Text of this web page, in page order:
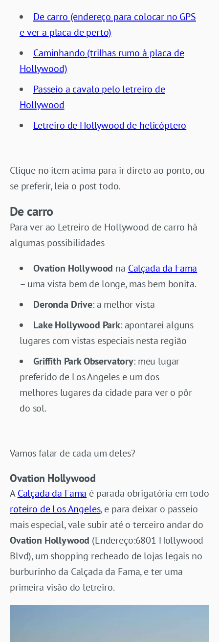
De carro (endereço para colocar no GPS
e ver a placa de perto)
Caminhando (trilhas rumo à placa de
Hollywood)
Passeio a cavalo pelo letreiro de
Hollywood
Letreiro de Hollywood de helicóptero
Clique no item acima para ir direto ao ponto, ou
se preferir, leia o post todo.
De carro
Para ver ao Letreiro de Hollywood de carro há
algumas possibilidades
Ovation Hollywood na Calçada da Fama
– uma vista bem de longe, mas bem bonita.
Deronda Drive: a melhor vista
Lake Hollywood Park: apontarei alguns
lugares com vistas especiais nesta região
Griffith Park Observatory: meu lugar
preferido de Los Angeles e um dos
melhores lugares da cidade para ver o pôr
do sol.
Vamos falar de cada um deles?
Ovation Hollywood
ACalçada da Fama é parada obrigatória em todo
roteiro de Los Angeles, e para deixar o passeio
mais especial, vale subir até o terceiro andar do
Ovation Hollywood (Endereço:6801 Hollywood
Blvd), um shopping recheado de lojas legais no
burburinho da Calçada da Fama, e ter uma
primeira visão do letreiro.